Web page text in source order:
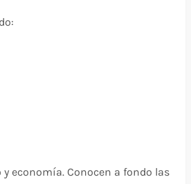
economía. Conocen a fondo las